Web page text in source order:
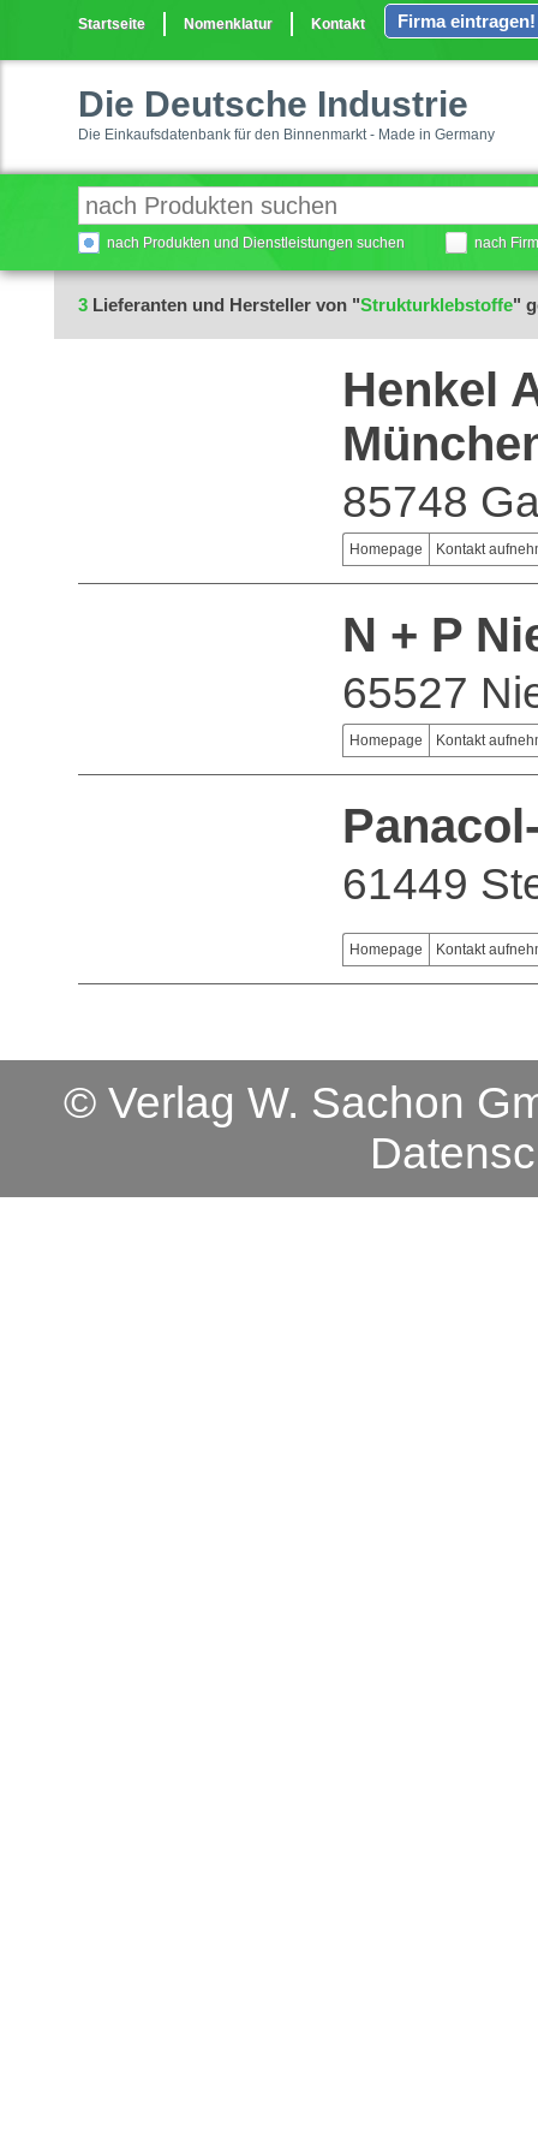
Startseite Nomenklatur Kontakt Firma eintragen!
Die Deutsche Industrie
Die Einkaufsdatenbank für den Binnenmarkt - Made in Germany
nach Produkten und Dienstleistungen suchen nach
3 Lieferanten und Hersteller von "Strukturklebstoffe"
Henkel
85748
Homepage Kontakt
N + P
65527
Homepage Kontakt
61449
Homepage Kontakt
© Verlag W. Sachon